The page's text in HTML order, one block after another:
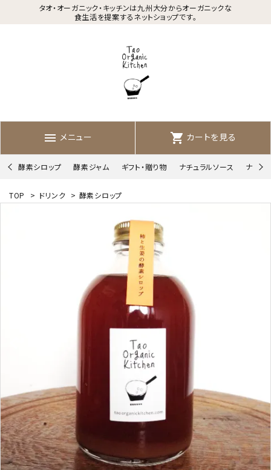
タオ・オーガニック・キッチンは九州大分からオーガニックな
食生活を提案するネットショップです。
menu メニュー shopping_cart カートを見る
酵素シロップ 酵素ジャム ギフト・贈り物 ナチュラルソース ナチュ
TOP > ドリンク > 酵素シロップ